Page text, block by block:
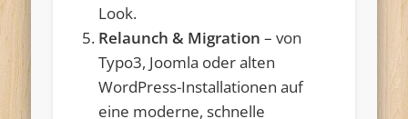
Look.
Relaunch & Migration – von
Typo3, Joomla oder alten
WordPress-Installationen auf
eine moderne, schnelle